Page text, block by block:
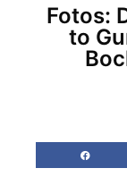
Fotos:
to